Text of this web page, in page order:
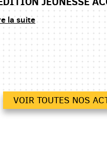
la suite
VOIR TOUTES NOS